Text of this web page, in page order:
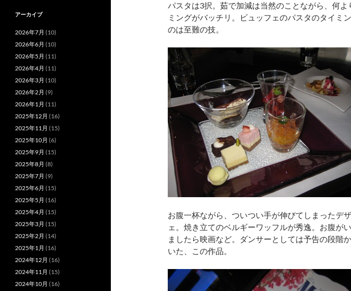
パスタは3択。茹で加減は当然のことながら、何よ
ミングがバッチリ。ビュッフェのパスタのタイミ
のは至難の技。
お腹一杯ながら、ついつい手が伸びてしまったデ
ェ。焼き立てのベルギーワッフルが秀逸。お腹が
ましたら映画など。ダンサーとしては予告の段階
いた、この作品。
アーカイブ
2026年7月 (10)
2026年6月 (10)
2026年5月 (11)
2026年4月 (11)
2026年3月 (10)
2026年2月 (9)
2026年1月 (11)
2025年12月 (16)
2025年11月 (15)
2025年10月 (6)
2025年9月 (15)
2025年8月 (8)
2025年7月 (9)
2025年6月 (15)
2025年5月 (16)
2025年4月 (15)
2025年3月 (15)
2025年2月 (14)
2025年1月 (16)
2024年12月 (16)
2024年11月 (15)
2024年10月 (16)